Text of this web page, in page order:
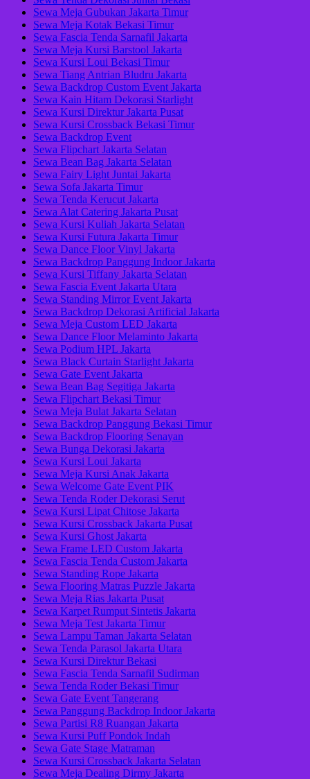
Sewa Meja Gubukan Jakarta Timur
Sewa Meja Kotak Bekasi Timur
Sewa Fascia Tenda Sarnafil Jakarta
Sewa Meja Kursi Barstool Jakarta
Sewa Kursi Loui Bekasi Timur
Sewa Tiang Antrian Bludru Jakarta
Sewa Backdrop Custom Event Jakarta
Sewa Kain Hitam Dekorasi Starlight
Sewa Kursi Direktur Jakarta Pusat
Sewa Kursi Crossback Bekasi Timur
Sewa Backdrop Event
Sewa Flipchart Jakarta Selatan
Sewa Bean Bag Jakarta Selatan
Sewa Fairy Light Juntai Jakarta
Sewa Sofa Jakarta Timur
Sewa Tenda Kerucut Jakarta
Sewa Alat Catering Jakarta Pusat
Sewa Kursi Kuliah Jakarta Selatan
Sewa Kursi Futura Jakarta Timur
Sewa Dance Floor Vinyl Jakarta
Sewa Backdrop Panggung Indoor Jakarta
Sewa Kursi Tiffany Jakarta Selatan
Sewa Fascia Event Jakarta Utara
Sewa Standing Mirror Event Jakarta
Sewa Backdrop Dekorasi Artificial Jakarta
Sewa Meja Custom LED Jakarta
Sewa Dance Floor Melaminto Jakarta
Sewa Podium HPL Jakarta
Sewa Black Curtain Starlight Jakarta
Sewa Gate Event Jakarta
Sewa Bean Bag Segitiga Jakarta
Sewa Flipchart Bekasi Timur
Sewa Meja Bulat Jakarta Selatan
Sewa Backdrop Panggung Bekasi Timur
Sewa Backdrop Flooring Senayan
Sewa Bunga Dekorasi Jakarta
Sewa Kursi Loui Jakarta
Sewa Meja Kursi Anak Jakarta
Sewa Welcome Gate Event PIK
Sewa Tenda Roder Dekorasi Serut
Sewa Kursi Lipat Chitose Jakarta
Sewa Kursi Crossback Jakarta Pusat
Sewa Kursi Ghost Jakarta
Sewa Frame LED Custom Jakarta
Sewa Fascia Tenda Custom Jakarta
Sewa Standing Rope Jakarta
Sewa Flooring Matras Puzzle Jakarta
Sewa Meja Rias Jakarta Pusat
Sewa Karpet Rumput Sintetis Jakarta
Sewa Meja Test Jakarta Timur
Sewa Lampu Taman Jakarta Selatan
Sewa Tenda Parasol Jakarta Utara
Sewa Kursi Direktur Bekasi
Sewa Fascia Tenda Sarnafil Sudirman
Sewa Tenda Roder Bekasi Timur
Sewa Gate Event Tangerang
Sewa Panggung Backdrop Indoor Jakarta
Sewa Partisi R8 Ruangan Jakarta
Sewa Kursi Puff Pondok Indah
Sewa Gate Stage Matraman
Sewa Kursi Crossback Jakarta Selatan
Sewa Meja Dealing Dirmy Jakarta